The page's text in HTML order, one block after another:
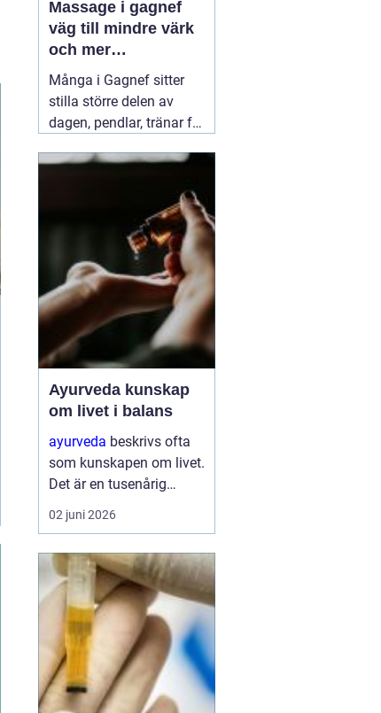
Massage i gagnef
väg till mindre värk
och mer
vardagsenergi
Många i Gagnef sitter
stilla större delen av
dagen, pendlar, tränar för
Axlarna kryper upp mot
värker och huvudvärken
kommer smygande på
eftermiddagen. Då börjar
många03 juli 2026
Ayurveda kunskap
om livet i balans
ayurveda beskrivs ofta
som kunskapen om livet.
Det är en tusenårig
tradition som väver
samman kropp, sinne
stället för att bara
dämpa symptom
försöker ayurvedan
förstå varför v...
02 juni 2026